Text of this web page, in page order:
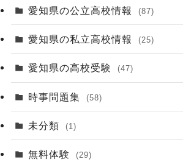
愛知県の公立高校情報 (87)
愛知県の私立高校情報 (25)
愛知県の高校受験 (47)
時事問題集 (58)
未分類 (1)
無料体験 (29)